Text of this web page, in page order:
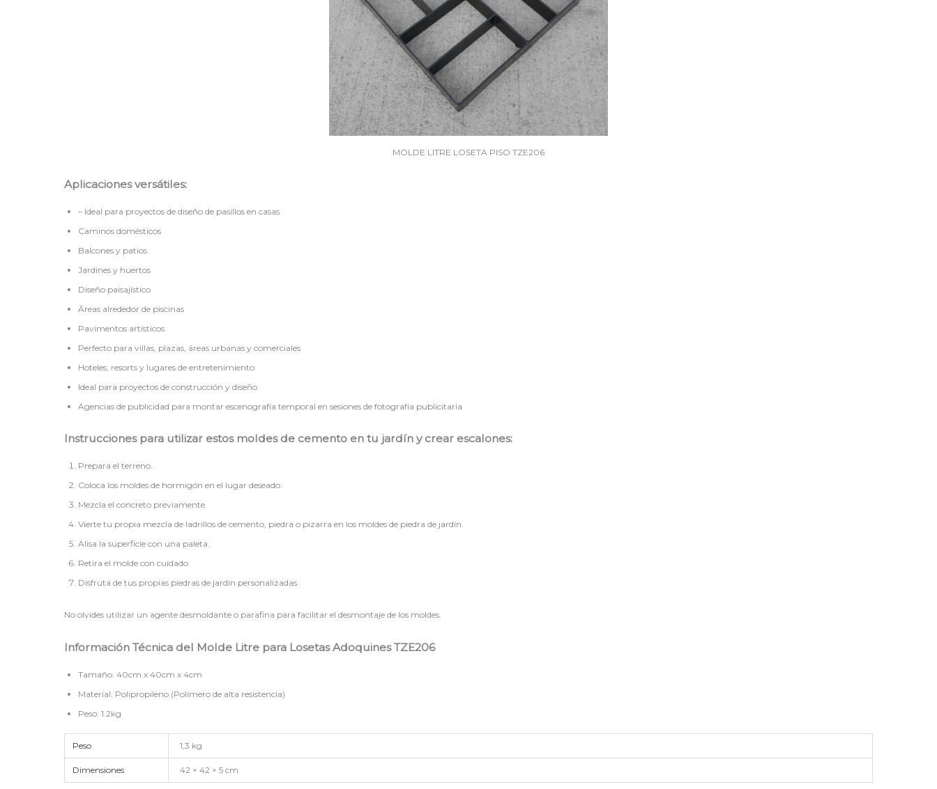
MOLDE LITRE LOSETA PISO TZE206
Aplicaciones versátiles:
– Ideal para proyectos de diseño de pasillos en casas
Caminos domésticos
Balcones y patios
Jardines y huertos
Diseño paisajístico
Áreas alrededor de piscinas
Pavimentos artísticos
Perfecto para villas, plazas, áreas urbanas y comerciales
Hoteles, resorts y lugares de entretenimiento
Ideal para proyectos de construcción y diseño
Agencias de publicidad para montar escenografía temporal en sesiones de fotografía publicitaria
Instrucciones para utilizar estos moldes de cemento en tu jardín y crear escalones:
Prepara el terreno.
Coloca los moldes de hormigón en el lugar deseado.
Mezcla el concreto previamente.
Vierte tu propia mezcla de ladrillos de cemento, piedra o pizarra en los moldes de piedra de jardín.
Alisa la superficie con una paleta.
Retira el molde con cuidado.
Disfruta de tus propias piedras de jardín personalizadas.
No olvides utilizar un agente desmoldante o parafina para facilitar el desmontaje de los moldes.
Información Técnica del Molde Litre para Losetas Adoquines TZE206
Tamaño: 40cm x 40cm x 4cm
Material: Polipropileno (Polímero de alta resistencia)
Peso: 1.2kg
Peso 1,3 kg
Dimensiones 42 × 42 × 5 cm